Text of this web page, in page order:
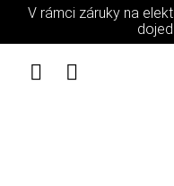
Přejít na obsah
V rámci záruky na